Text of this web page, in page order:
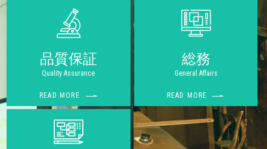
品質保証
Quality Assurance
READ MORE
総務
General Affairs
READ MORE